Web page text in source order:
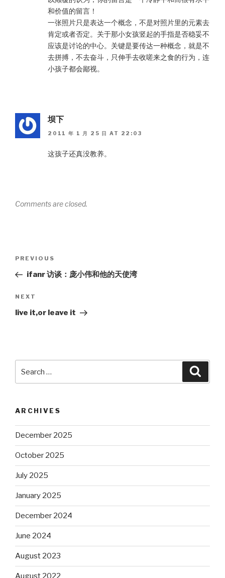
和价值的留言！
一张照片只是表达一个概念，不是对照片里的元素去
肯定或者否定。关于那小女孩竖起的手指是否稳妥不
应该是讨论的中心。关键是要传达一种概念，就是不
去拼搏，不去奋斗，只伸手去收嗟来之食的行为，连
小孩子都会鄙视。
坝下
2011 年 1 月 25 日 AT 22:03
这孩子还真没教养。
Comments are closed.
Post
navigation
Previous
Post
PREVIOUS
ifanr 访谈：庞小伟和他的天使湾
Next
Post
NEXT
live it,or leave it
ARCHIVES
December 2025
October 2025
July 2025
January 2025
December 2024
June 2024
August 2023